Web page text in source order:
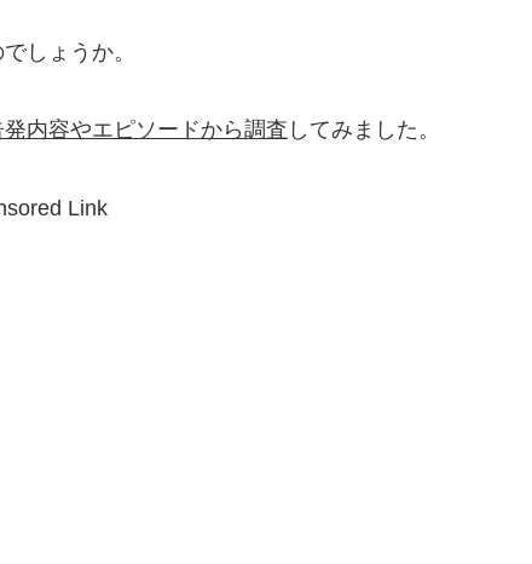
しょうか。
内容やエピソードから調査 してみました。
Link